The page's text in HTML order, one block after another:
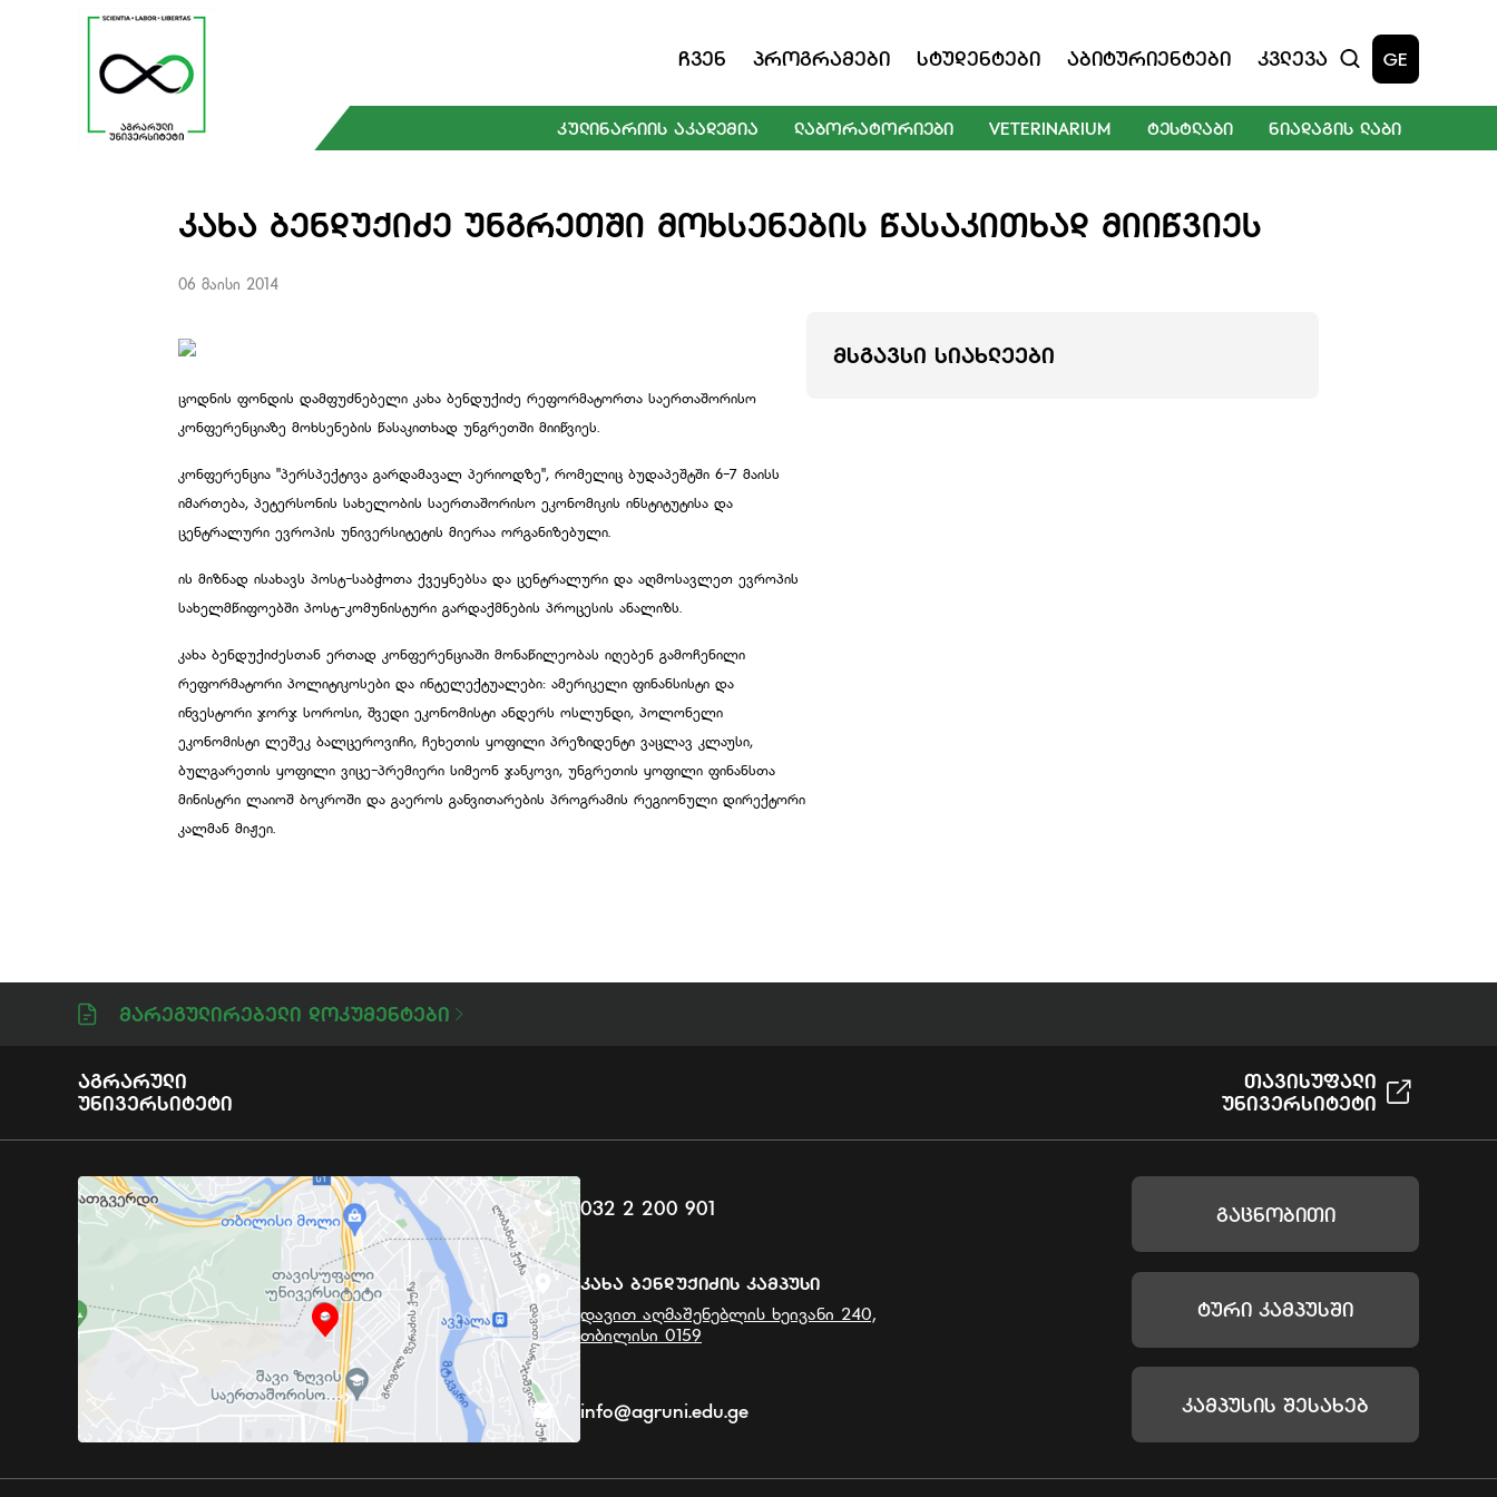
Ჩვენ Პროგრამები Სტუდენტები Აბიტურიენტები Კვლევა GE
ᲙᲣᲚᲘᲜᲐᲠᲘᲘᲡ ᲐᲙᲐᲓᲔᲛᲘᲐ ᲚᲐᲑᲝᲠᲐᲢᲝᲠᲘᲔᲑᲘ VETERINARIUM ᲢᲔᲡᲢᲚᲐᲑᲘ ᲜᲘᲐᲓᲐᲒᲘᲡ ᲚᲐᲑᲘ
ᲙᲐᲮᲐ ᲑᲔᲜᲓᲣᲥᲘᲫᲔ ᲣᲜᲒᲠᲔᲗᲨᲘ ᲛᲝᲮᲡᲔᲜᲔᲑᲘᲡ ᲬᲐᲡᲐᲙᲘᲗᲮᲐᲓ ᲛᲘᲘᲬᲕᲘᲔᲡ
06 მაისი 2014
ცოდნის ფონდის დამფუძნებელი კახა ბენდუქიძე რეფორმატორთა საერთაშორისო
კონფერენციაზე მოხსენების წასაკითხად უნგრეთში მიიწვიეს.
კონფერენცია "პერსპექტივა გარდამავალ პერიოდზე", რომელიც ბუდაპეშტში 6-7 მაისს
იმართება, პეტერსონის სახელობის საერთაშორისო ეკონომიკის ინსტიტუტისა და
ცენტრალური ევროპის უნივერსიტეტის მიერაა ორგანიზებული.
ის მიზნად ისახავს პოსტ-საბჭოთა ქვეყნებსა და ცენტრალური და აღმოსავლეთ ევროპის
სახელმწიფოებში პოსტ-კომუნისტური გარდაქმნების პროცესის ანალიზს.
კახა ბენდუქიძესთან ერთად კონფერენციაში მონაწილეობას იღებენ გამოჩენილი
რეფორმატორი პოლიტიკოსები და ინტელექტუალები: ამერიკელი ფინანსისტი და
ინვესტორი ჯორჯ სოროსი, შვედი ეკონომისტი ანდერს ოსლუნდი, პოლონელი
ეკონომისტი ლეშეკ ბალცეროვიჩი, ჩეხეთის ყოფილი პრეზიდენტი ვაცლავ კლაუსი,
ბულგარეთის ყოფილი ვიცე-პრემიერი სიმეონ ჯანკოვი, უნგრეთის ყოფილი ფინანსთა
მინისტრი ლაიოშ ბოკროში და გაეროს განვითარების პროგრამის რეგიონული დირექტორი
კალმან მიჟეი.
ᲛᲡᲒᲐᲕᲡᲘ ᲡᲘᲐᲮᲚᲔᲔᲑᲘ
Მარეგულირებელი Დოკუმენტები
Აგრარული
Უნივერსიტეტი
Თავისუფალი
Უნივერსიტეტი
032 2 200 901
Კახა Ბენდუქიძის Კამპუსი
დავით აღმაშენებლის ხეივანი 240,
თბილისი 0159
info@agruni.edu.ge
Გაცნობითი
Ტური Კამპუსში
Კამპუსის Შესახებ